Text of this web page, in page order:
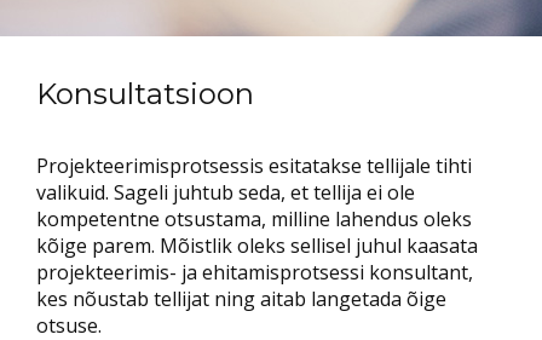
Konsultatsioon
Projekteerimisprotsessis esitatakse tellijale tihti
valikuid. Sageli juhtub seda, et tellija ei ole
kompetentne otsustama, milline lahendus oleks
kõige parem. Mõistlik oleks sellisel juhul kaasata
projekteerimis- ja ehitamisprotsessi konsultant,
kes nõustab tellijat ning aitab langetada õige
otsuse.